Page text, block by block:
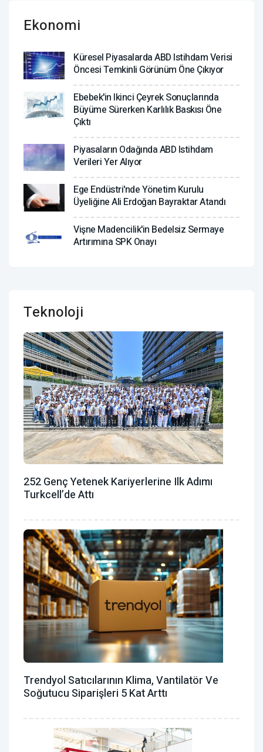
Ekonomi
Küresel Piyasalarda ABD Istihdam Verisi
Öncesi Temkinli Görünüm Öne Çıkıyor
Ebebek'in Ikinci Çeyrek Sonuçlarında
Büyüme Sürerken Karlılık Baskısı Öne
Çıktı
Piyasaların Odağında ABD Istihdam
Verileri Yer Alıyor
Ege Endüstri'nde Yönetim Kurulu
Üyeliğine Ali Erdoğan Bayraktar Atandı
Vişne Madencilik'in Bedelsiz Sermaye
Artırımına SPK Onayı
Teknoloji
252 Genç Yetenek Kariyerlerine Ilk Adımı
Turkcell’de Attı
Trendyol Satıcılarının Klima, Vantilatör ‎ve
Soğutucu Siparişleri 5 Kat Arttı